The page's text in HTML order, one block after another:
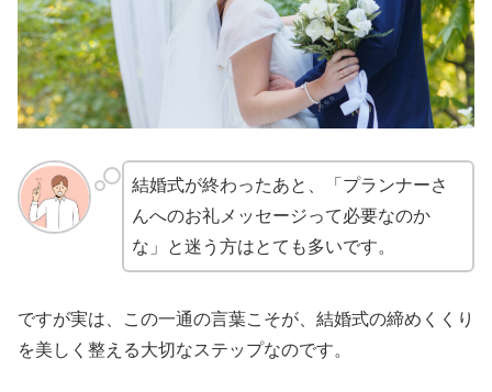
結婚式が終わったあと、「プランナーさ
んへのお礼メッセージって必要なのか
な」と迷う方はとても多いです。
ですが実は、この一通の言葉こそが、結婚式の締めくくり
を美しく整える大切なステップなのです。